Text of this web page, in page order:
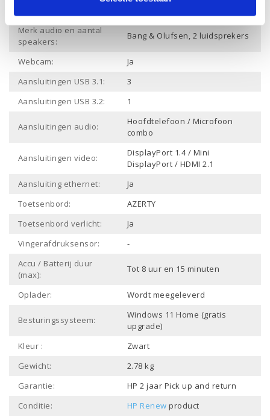
Ja
Merk audio en aantal
speakers:
Bang & Olufsen, 2 luidsprekers
Webcam:
Ja
Aansluitingen USB 3.1:
3
Aansluitingen USB 3.2:
1
Aansluitingen audio:
Hoofdtelefoon / Microfoon
combo
Aansluitingen video:
DisplayPort 1.4 / Mini
DisplayPort / HDMI 2.1
Aansluiting ethernet:
Ja
Toetsenbord:
AZERTY
Toetsenbord verlicht:
Ja
Vingerafdruksensor:
-
Accu / Batterij duur
(max):
Tot 8 uur en 15 minuten
Oplader: Wordt meegeleverd
Besturingssysteem:
Windows 11 Home (gratis
upgrade)
Kleur :
Zwart
Gewicht:
2.78 kg
Garantie:
HP 2 jaar Pick up and return
Conditie:
HP Renew product